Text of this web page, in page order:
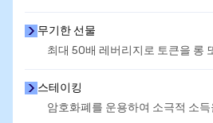
무기한 선물
최대 50배 레버리지로 토큰을 롱
스테이킹
암호화폐를 운용하여 소극적 소